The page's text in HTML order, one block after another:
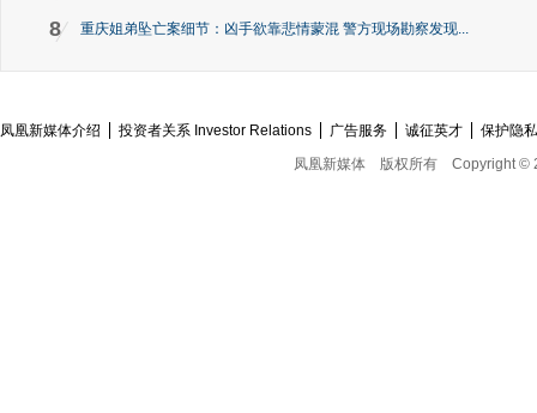
8 重庆姐弟坠亡案细节：凶手欲靠悲情蒙混 警方现场勘察发现...
凤凰新媒体介绍 投资者关系 Investor Relations 广告服务 诚征英才
保护隐
凤凰新媒体
版权所有 Copyright ©